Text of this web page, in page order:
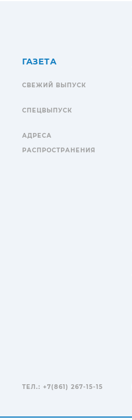
ГАЗЕТА
СВЕЖИЙ ВЫПУСК
СПЕЦВЫПУСК
АДРЕСА
РАСПРОСТРАНЕНИЯ
ТЕЛ.: +7(861) 267-15-15